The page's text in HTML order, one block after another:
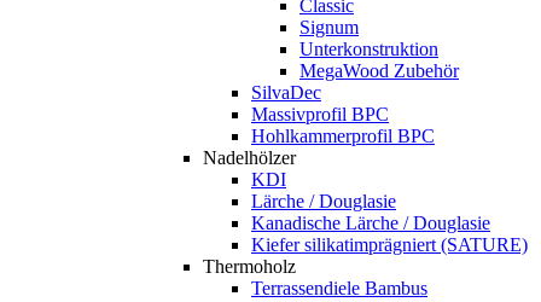
Classic
Signum
Unterkonstruktion
MegaWood Zubehör
SilvaDec
Massivprofil BPC
Hohlkammerprofil BPC
Nadelhölzer
KDI
Lärche / Douglasie
Kanadische Lärche / Douglasie
Kiefer silikatimprägniert (SATURE)
Thermoholz
Terrassendiele Bambus